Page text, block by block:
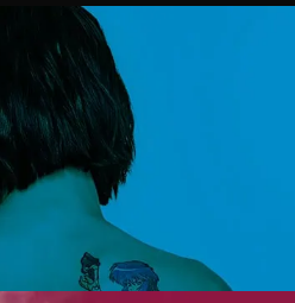
า..อีกหนึ่งตัวเลือก
Posted by